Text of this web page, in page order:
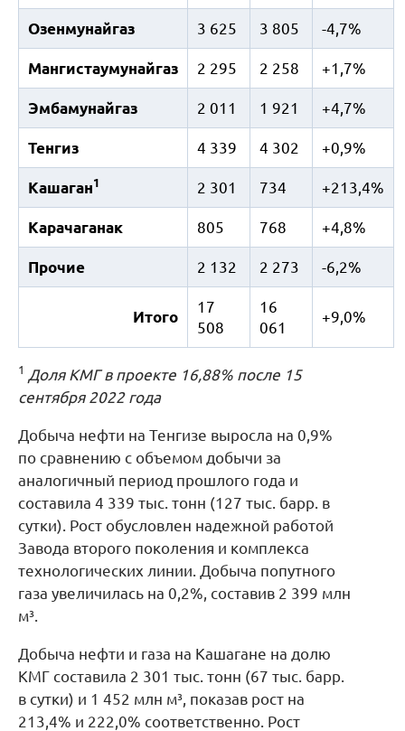
Озенмунайгаз 3 625 3 805 -4,7%
Мангистаумунайгаз 2 295 2 258 +1,7%
Эмбамунайгаз 2 011 1 921 +4,7%
Тенгиз 4 339 4 302 +0,9%
Кашаган1 2 301 734 +213,4%
Карачаганак 805 768 +4,8%
Прочие 2 132 2 273 -6,2%
Итого
17
508
16
061
+9,0%
1 Доля КМГ в проекте 16,88% после 15
сентября 2022 года
Добыча нефти на Тенгизе выросла на 0,9%
по сравнению с объемом добычи за
аналогичный период прошлого года и
составила 4 339 тыс. тонн (127 тыс. барр. в
сутки). Рост обусловлен надежной работой
Завода второго поколения и комплекса
технологических линии. Добыча попутного
газа увеличилась на 0,2%, составив 2 399 млн
м³.
Добыча нефти и газа на Кашагане на долю
КМГ составила 2 301 тыс. тонн (67 тыс. барр.
в сутки) и 1 452 млн м³, показав рост на
213,4% и 222,0% соответственно. Рост